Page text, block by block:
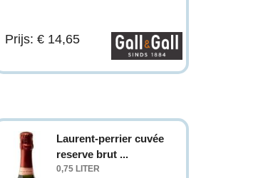
Prijs: € 14,65
Laurent-perrier cuvée
reserve brut ...
0,75 LITER